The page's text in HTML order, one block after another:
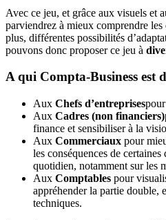
Avec ce jeu, et grâce aux visuels et
parviendrez à mieux comprendre
plus, différentes possibilités
pouvons donc proposer ce jeu à
A qui Compta-Business est
Aux Chefs d’entreprises
Aux Cadres (non financiers)
finance et sensibiliser à la
Aux Commerciaux pour
les conséquences de
quotidien, notamment sur les
Aux Comptables pour
appréhender la partie double,
techniques.